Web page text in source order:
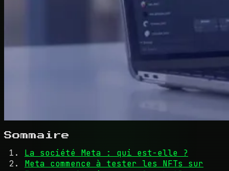
Sommaire
La société Meta : qui est-elle ?
Meta commence à tester les NFTs sur